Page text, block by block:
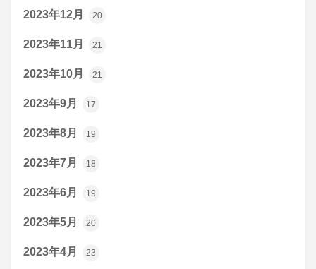
2023年12月 20
2023年11月 21
2023年10月 21
2023年9月 17
2023年8月 19
2023年7月 18
2023年6月 19
2023年5月 20
2023年4月 23